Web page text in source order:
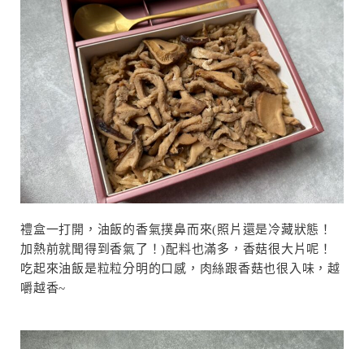
禮盒一打開，油飯的香氣撲鼻而來(照片還是冷藏狀態！
加熱前就聞得到香氣了！)配料也滿多，香菇很大片呢！
吃起來油飯是粒粒分明的口感，肉絲跟香菇也很入味，越
嚼越香~